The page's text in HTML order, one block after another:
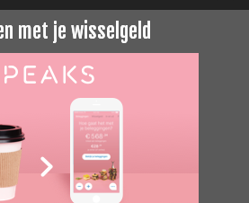
met je wisselgeld